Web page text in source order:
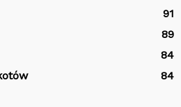
91
89
84
84